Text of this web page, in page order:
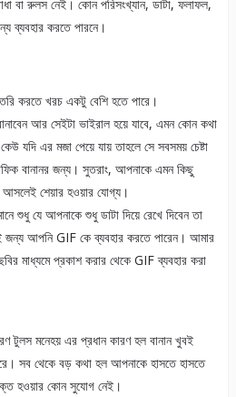
বা রুলস নেই। কোন পরিসংখ্যান, ডাটা, ফলাফল,
ব্যবহার করতে পারনে।
করতে খরচ একটু বেশি হতে পারে।
আর সেইটা ভাইরাল হয়ে যাবে, এমন কোন কথা
যদি এর মজা পেয়ে যায় তাহলে সে সবসময় চেষ্টা
বানানর জন্য। সুতরাং, আপনাকে এমন কিছু
আসলেই শেয়ার হওয়ার যোগ্য।
শুধু যে আপনাকে শুধু ডাটা দিয়ে রেখে দিবেন তা
আপনি GIF কে ব্যবহার করতে পারেন। আমার
মাধ্যমে প্রকাশ করার থেকে GIF ব্যবহার করা
টুলস মনেহয় এর প্রধান কারণ হল বানান খুবই
সব থেকে বড় কথা হল আপনাকে হাসতে হাসতে
হওয়ার কোন সুযোগ নেই।